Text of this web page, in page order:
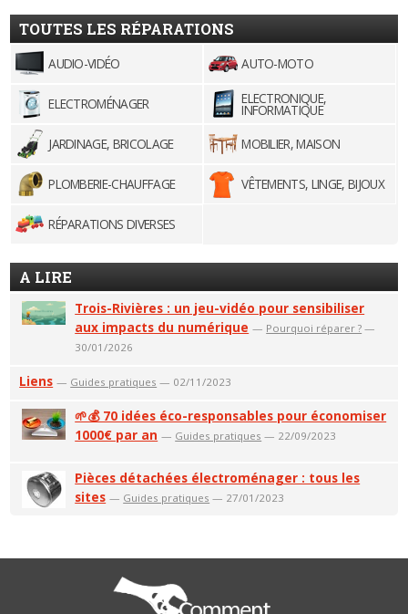
TOUTES LES RÉPARATIONS
AUDIO-VIDÉO AUTO-MOTO
ELECTROMÉNAGER ELECTRONIQUE,
INFORMATIQUE
JARDINAGE, BRICOLAGE
MOBILIER, MAISON
PLOMBERIE-CHAUFFAGE VÊTEMENTS, LINGE, BIJOUX
RÉPARATIONS DIVERSES
A LIRE
Trois-Rivières : un jeu-vidéo pour sensibiliser
aux impacts du numérique — Pourquoi réparer ? —
30/01/2026
Liens — Guides pratiques — 02/11/2023
🌱💰 70 idées éco-responsables pour économiser
1000€ par an — Guides pratiques — 22/09/2023
Pièces détachées électroménager : tous les
sites — Guides pratiques — 27/01/2023